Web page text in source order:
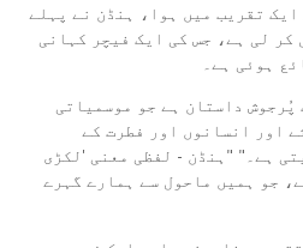
تقریب میں ہوا، ہنڈن نے پہلے
کر لی ہے، جس کی ایک فیچر کہانی
ہوئی ہے۔
داستان ہے جو موسمیاتی
اور انسانوں اور فطرت کے
ہے۔" "ہنڈن - لفظی معنی 'لکڑی
جو ہمیں ماحول سے ہمارے گہرے